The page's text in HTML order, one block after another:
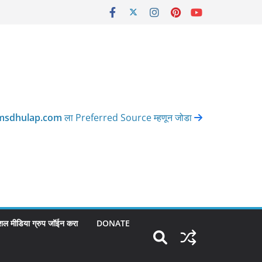
ला Preferred Source म्हणून जोडा
मीडिया ग्रुप जॉईन करा DONATE